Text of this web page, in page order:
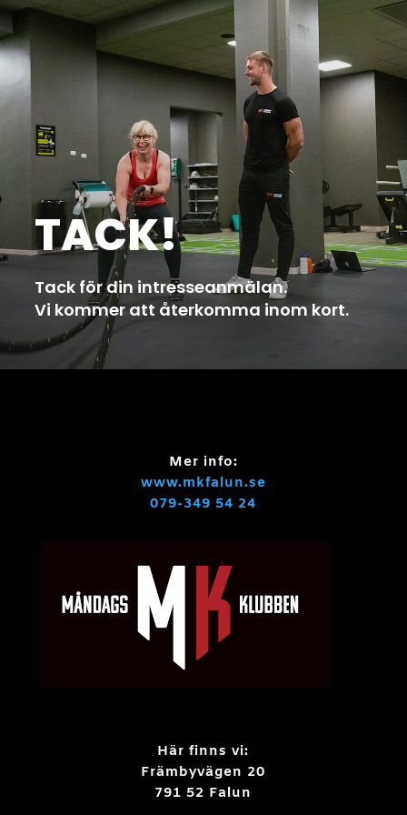
TACK!
Tack för din intresseanmälan.
Vi kommer att återkomma inom kort.
Mer info:
www.mkfalun.se
079-349 54 24
Här finns vi:
Främbyvägen 20
791 52 Falun